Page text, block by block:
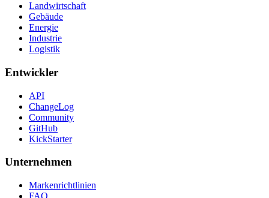
Landwirtschaft
Gebäude
Energie
Industrie
Logistik
Entwickler
API
ChangeLog
Community
GitHub
KickStarter
Unternehmen
Markenrichtlinien
FAQ